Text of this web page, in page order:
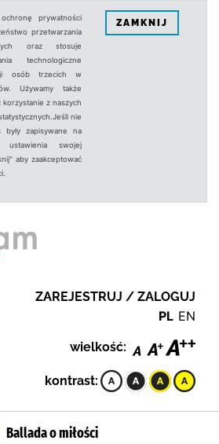
prywatności
przetwarzania
oraz stosuje
technologiczne
osób trzecich w
Używamy także
korzystanie z naszych
nie
zapisywane na
swojej
aby zaakceptować
ZAMKNIJ
ZAREJESTRUJ / ZALOGUJ
PL EN
wielkość:
kontrast:
Ballada o miłości